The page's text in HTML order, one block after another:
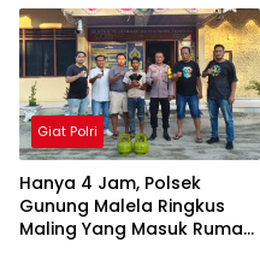
Pematangsiantar Diperiksa
Giat Polri
Hanya 4 Jam, Polsek
Gunung Malela Ringkus
Maling Yang Masuk Rumah